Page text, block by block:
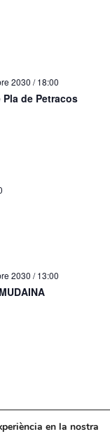
2030 / 18:00
de Petracos
2030 / 13:00
en la nostra